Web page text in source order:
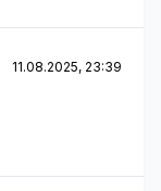
11.08.2025, 23:39